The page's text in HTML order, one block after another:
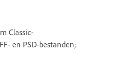
Classic-
en PSD-bestanden;